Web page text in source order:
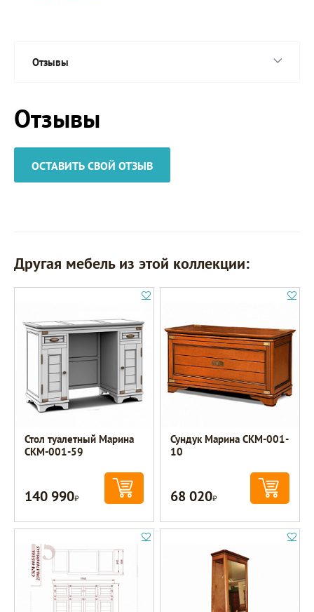
Отзывы
Отзывы
ОСТАВИТЬ СВОЙ ОТЗЫВ
Другая мебель из этой коллекции:
Стол туалетный Марина
СКМ-001-59
140 990Р
Сундук Марина СКМ-001-
10
68 020Р